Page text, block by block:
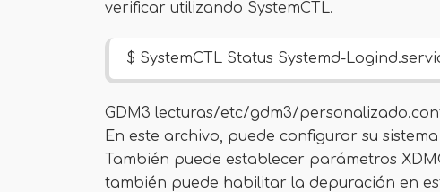
verificar utilizando SystemCTL.
$ SystemCTL Status Systemd-
GDM3 lecturas/etc/gdm3/
En este archivo, puede configurar su
También puede establecer parámetros
también puede habilitar la depuración en